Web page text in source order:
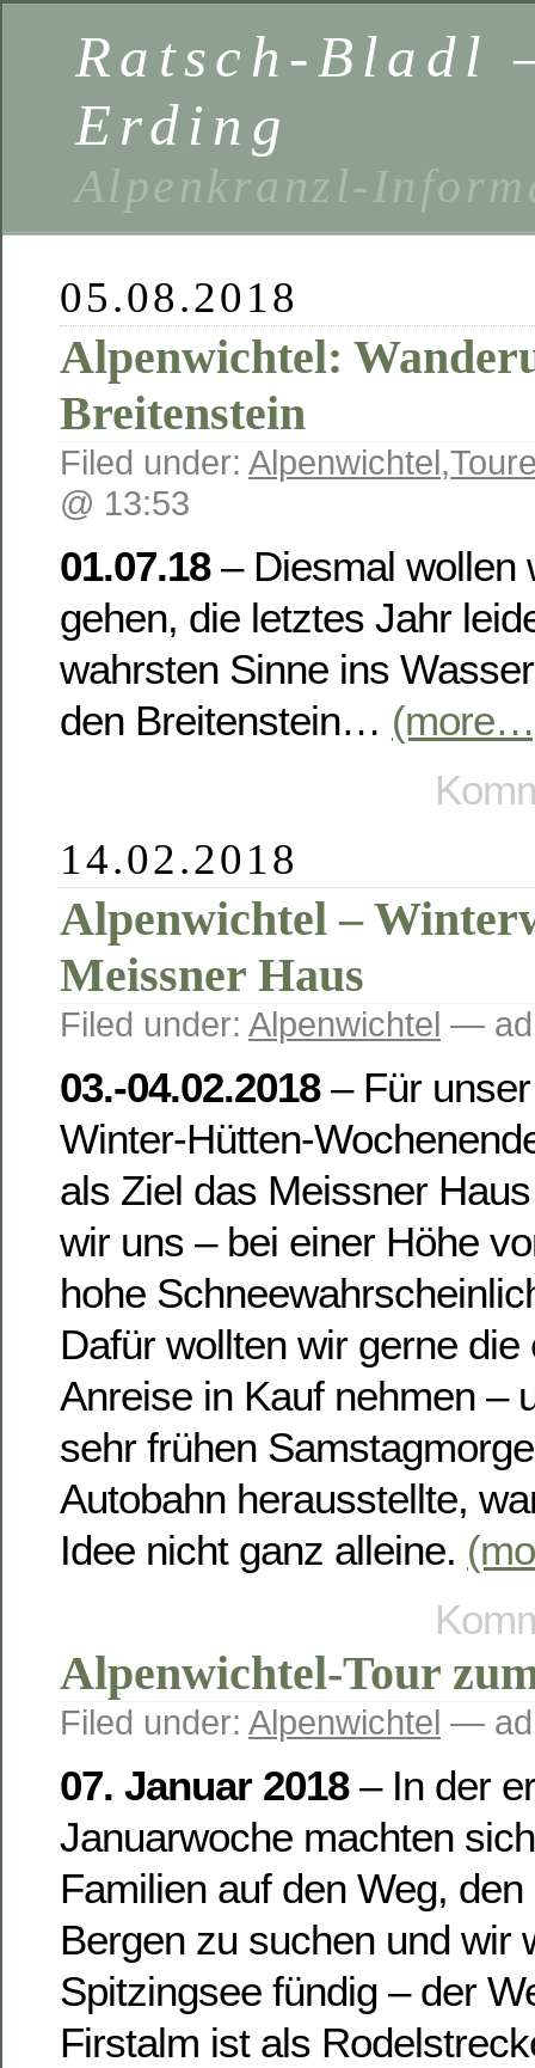
Ratsch-Bladl
Erding
Alpenkranzl-
05.08.2018
Alpenwichtel:
Breitenstein
Filed under: Alpenwichtel,
@ 13:53
01.07.18– Diesmal wollen
gehen, die letztes Jahr
wahrsten Sinne ins
den Breitenstein…
14.02.2018
Alpenwichtel –
Meissner Haus
Filed under: Alpenwichtel —
03.-04.02.2018– Für
Winter-Hütten-
als Ziel das Meissner
wir uns – bei einer Höhe
hohe
Dafür wollten wir gerne
Anreise in Kauf nehmen –
sehr frühen
Autobahn herausstellte,
Idee nicht ganz alleine.
Alpenwichtel-Tour
Filed under: Alpenwichtel —
07. Januar 2018– In der
Januarwoche machten
Familien auf den Weg,
Bergen zu suchen und wir
Spitzingsee fündig – der
Firstalm ist als